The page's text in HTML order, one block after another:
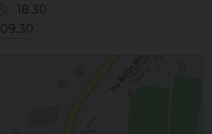
18.30
09.30